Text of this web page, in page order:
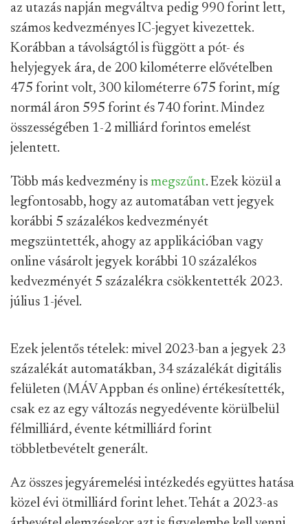
az utazás napján megváltva pedig 990 forint lett,
számos kedvezményes IC-jegyet kivezettek.
Korábban a távolságtól is függött a pót- és
helyjegyek ára, de 200 kilométerre elővételben
475 forint volt, 300 kilométerre 675 forint, míg
normál áron 595 forint és 740 forint. Mindez
összességében 1-2 milliárd forintos emelést
jelentett.
Több más kedvezmény is megszűnt. Ezek közül a
legfontosabb, hogy az automatában vett jegyek
korábbi 5 százalékos kedvezményét
megszüntették, ahogy az applikációban vagy
online vásárolt jegyek korábbi 10 százalékos
kedvezményét 5 százalékra csökkentették 2023.
július 1-jével.
Ezek jelentős tételek: mivel 2023-ban a jegyek 23
százalékát automatákban, 34 százalékát digitális
felületen (MÁV Appban és online) értékesítették,
csak ez az egy változás negyedévente körülbelül
félmilliárd, évente kétmilliárd forint
többletbevételt generált.
Az összes jegyáremelési intézkedés együttes hatása
közel évi ötmilliárd forint lehet. Tehát a 2023-as